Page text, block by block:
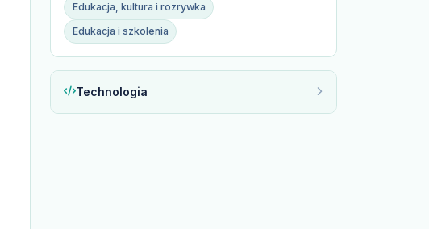
Edukacja, kultura i rozrywka
Edukacja i szkolenia
Technologia